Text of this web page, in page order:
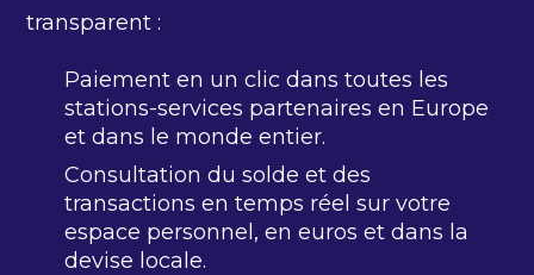
transparent :
Paiement en un clic dans toutes les
stations-services partenaires en Europe
et dans le monde entier.
Consultation du solde et des
transactions en temps réel sur votre
espace personnel, en euros et dans la
devise locale.